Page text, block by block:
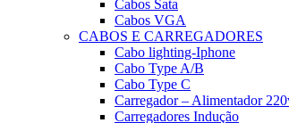
Cabos Sata
Cabos VGA
CABOS E CARREGADORES
Cabo lighting-Iphone
Cabo Type A/B
Cabo Type C
Carregador – Alimentador
Carregadores Indução